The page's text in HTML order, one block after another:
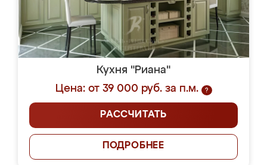
Кухня "Риана"
Цена: от 39 000 руб. за п.м.
?
РАССЧИТАТЬ
ПОДРОБНЕЕ